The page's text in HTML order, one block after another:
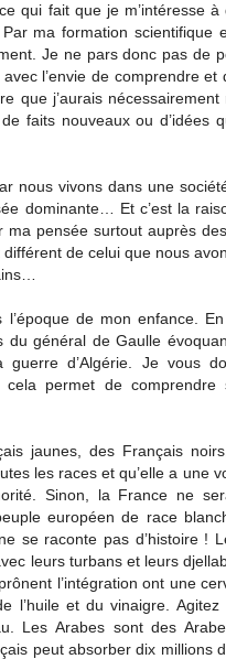
qui fait que je m’intéresse
ma formation scientifique
Je ne pars donc pas de
l’envie de comprendre et
que j’aurais nécessairement
faits nouveaux ou d’idées
nous vivons dans une
dominante… Et c’est la
ma pensée surtout auprès
de celui que nous
de mon enfance.
du général de Gaulle
d’Algérie. Je vous
cela permet de
jaunes, des Français
les races et qu’elle a une
Sinon, la France ne
européen de race
se raconte pas d’histoire !
leurs turbans et leurs
l’intégration ont une
l’huile et du vinaigre.
Les Arabes sont des
peut absorber dix millions